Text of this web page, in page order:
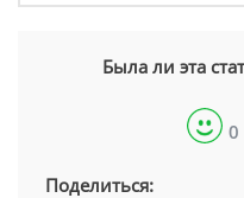
Была ли эта
0
Поделиться: